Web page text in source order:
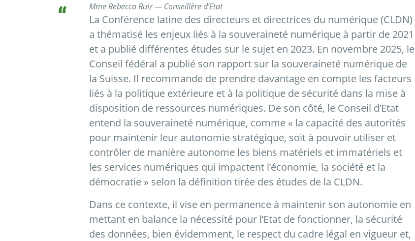
Mme Rebecca Ruiz — Conseillère d’Etat
La Conférence latine des directeurs et directrices du numérique (CLDN)
a thématisé les enjeux liés à la souveraineté numérique à partir de 2021
et a publié différentes études sur le sujet en 2023. En novembre 2025, le
Conseil fédéral a publié son rapport sur la souveraineté numérique de
la Suisse. Il recommande de prendre davantage en compte les facteurs
liés à la politique extérieure et à la politique de sécurité dans la mise à
disposition de ressources numériques. De son côté, le Conseil d’Etat
entend la souveraineté numérique, comme « la capacité des autorités
pour maintenir leur autonomie stratégique, soit à pouvoir utiliser et
contrôler de manière autonome les biens matériels et immatériels et
les services numériques qui impactent l’économie, la société et la
démocratie » selon la définition tirée des études de la CLDN.
Dans ce contexte, il vise en permanence à maintenir son autonomie en
mettant en balance la nécessité pour l’Etat de fonctionner, la sécurité
des données, bien évidemment, le respect du cadre légal en vigueur et,